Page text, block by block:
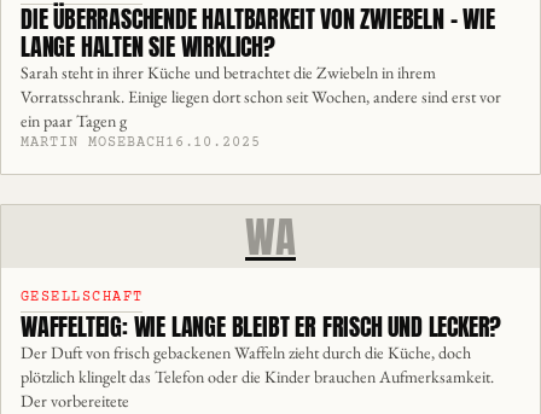
DIE ÜBERRASCHENDE HALTBARKEIT VON ZWIEBELN – WIE
LANGE HALTEN SIE WIRKLICH?
Sarah steht in ihrer Küche und betrachtet die Zwiebeln in ihrem
Vorratsschrank. Einige liegen dort schon seit Wochen, andere sind erst vor
ein paar Tagen g
MARTIN MOSEBACH16.10.2025
WA
GESELLSCHAFT
WAFFELTEIG: WIE LANGE BLEIBT ER FRISCH UND LECKER?
Der Duft von frisch gebackenen Waffeln zieht durch die Küche, doch
plötzlich klingelt das Telefon oder die Kinder brauchen Aufmerksamkeit.
Der vorbereitete